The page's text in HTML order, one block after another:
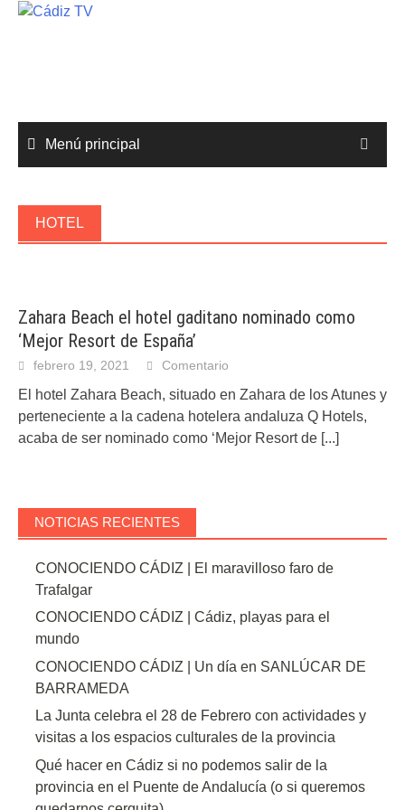
Saltar
Menú principal
HOTEL
Zahara Beach el hotel gaditano nominado como
‘Mejor Resort de España’
febrero 19, 2021 Comentario
El hotel Zahara Beach, situado en Zahara de los Atunes y
perteneciente a la cadena hotelera andaluza Q Hotels,
acaba de ser nominado como ‘Mejor Resort de [...]
NOTICIAS RECIENTES
CONOCIENDO CÁDIZ | El maravilloso faro de
Trafalgar
CONOCIENDO CÁDIZ | Cádiz, playas para el
mundo
CONOCIENDO CÁDIZ | Un día en SANLÚCAR DE
BARRAMEDA
La Junta celebra el 28 de Febrero con actividades y
visitas a los espacios culturales de la provincia
Qué hacer en Cádiz si no podemos salir de la
provincia en el Puente de Andalucía (o si queremos